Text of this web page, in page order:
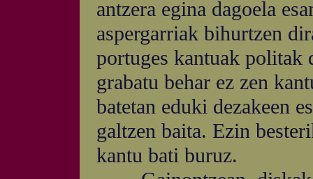
antzera egina dagoela
aspergarriak bihurtzen
portuges kantuak politak
grabatu behar ez zen
batetan eduki dezakeen
galtzen baita. Ezin
kantu bati buruz.